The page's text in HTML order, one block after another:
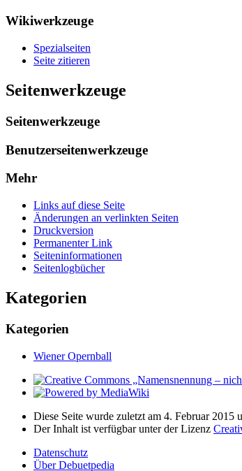
Wikiwerkzeuge
Spezialseiten
Seite zitieren
Seitenwerkzeuge
Seitenwerkzeuge
Benutzerseitenwerkzeuge
Mehr
Links auf diese Seite
Änderungen an verlinkten Seiten
Druckversion
Permanenter Link
Seiten­­informationen
Seitenlogbücher
Kategorien
Kategorien
Wiener Opernball
Diese Seite wurde zuletzt am 4. Februar 2015
Der Inhalt ist verfügbar unter der Lizenz
Datenschutz
Über Debuetpedia